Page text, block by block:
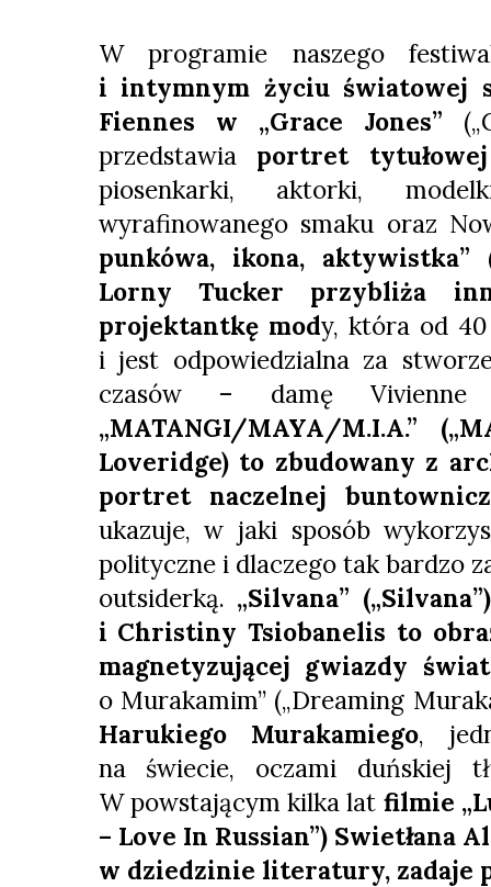
W programie naszego
i intymnym życiu światowej
Fiennes w „Grace Jones”
przedstawia portret
piosenkarki, aktorki,
wyrafinowanego smaku oraz
punkówa, ikona, aktywistka”
Lorny Tucker przybliża
projektantkę mody, która od
i jest odpowiedzialna za
czasów – damę Vivienne
„MATANGI/MAYA/M.I.A.”
Loveridge) to zbudowany z
portret naczelnej
ukazuje, w jaki sposób
polityczne i dlaczego tak bardzo
outsiderką. „Silvana”
i Christiny Tsiobanelis to
magnetyzującej gwiazdy
o Murakamim” („Dreaming
Harukiego Murakamiego,
na świecie, oczami duńskiej
W powstającym kilka lat filmie
– Love In Russian”) Swietłana
w dziedzinie literatury, zadaje